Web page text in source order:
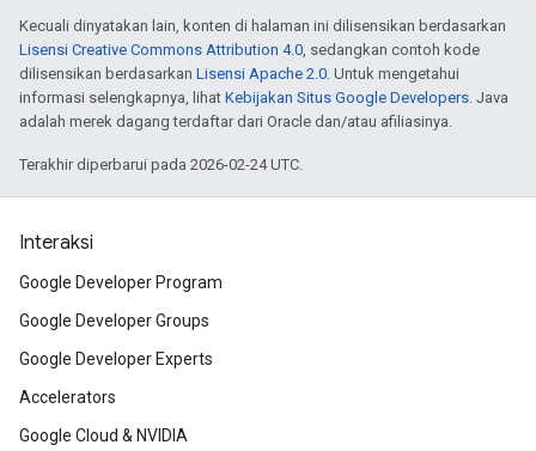
Kecuali dinyatakan lain, konten di halaman ini dilisensikan berdasarkan
Lisensi Creative Commons Attribution 4.0, sedangkan contoh kode
dilisensikan berdasarkan Lisensi Apache 2.0. Untuk mengetahui
informasi selengkapnya, lihat Kebijakan Situs Google Developers. Java
adalah merek dagang terdaftar dari Oracle dan/atau afiliasinya.
Terakhir diperbarui pada 2026-02-24 UTC.
Interaksi
Google Developer Program
Google Developer Groups
Google Developer Experts
Accelerators
Google Cloud & NVIDIA